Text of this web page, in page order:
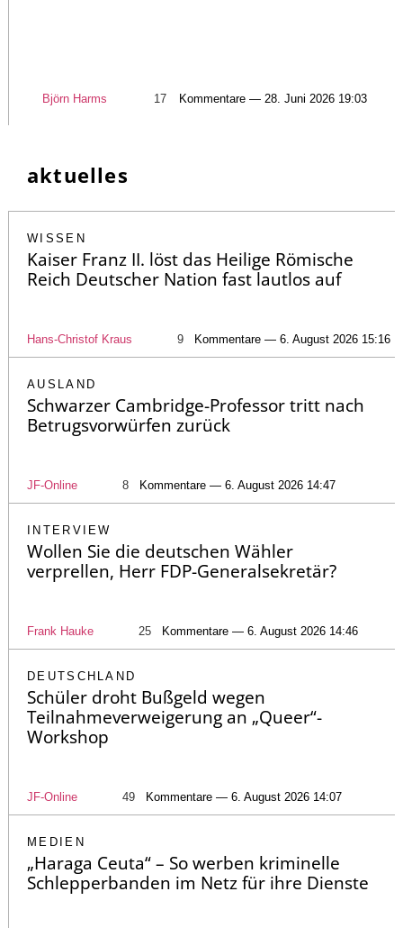
Björn Harms 17 Kommentare — 28. Juni 2026 19:03
aktuelles
WISSEN
Kaiser Franz II. löst das Heilige Römische
Reich Deutscher Nation fast lautlos auf
Hans-Christof Kraus 9 Kommentare — 6. August 2026 15:16
AUSLAND
Schwarzer Cambridge-Professor tritt nach
Betrugsvorwürfen zurück
JF-Online 8 Kommentare — 6. August 2026 14:47
INTERVIEW
Wollen Sie die deutschen Wähler
verprellen, Herr FDP-Generalsekretär?
Frank Hauke 25 Kommentare — 6. August 2026 14:46
DEUTSCHLAND
Schüler droht Bußgeld wegen
Teilnahmeverweigerung an „Queer“-
Workshop
JF-Online 49 Kommentare — 6. August 2026 14:07
MEDIEN
„Haraga Ceuta“ – So werben kriminelle
Schlepperbanden im Netz für ihre Dienste